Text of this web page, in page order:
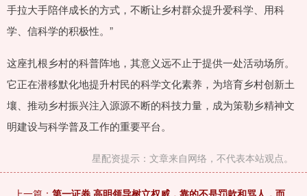
手拉大手陪伴成长的方式，不断让乡村群众提升爱科学、用科
学、信科学的积极性。”
这座扎根乡村的科普阵地，其意义远不止于提供一处活动场所。
它正在潜移默化地提升村民的科学文化素养，为培育乡村创新土
壤、推动乡村振兴注入源源不断的科技力量，成为策勒乡精神文
明建设与科学普及工作的重要平台。
星配资提示：文章来自网络，不代表本站观点。
上一篇： 第一证券 高明领导树立权威，靠的不是罚款和骂人，而